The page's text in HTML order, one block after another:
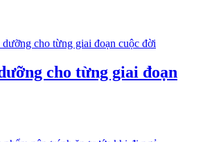
cho từng giai đoạn